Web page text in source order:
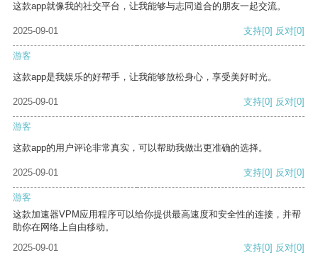
这款app就像我的社交平台，让我能够与志同道合的朋友一起交流。
2025-09-01 支持[0] 反对[0]
游客
这款app是我娱乐的好帮手，让我能够放松身心，享受美好时光。
2025-09-01 支持[0] 反对[0]
游客
这款app的用户评论非常真实，可以帮助我做出更准确的选择。
2025-09-01 支持[0] 反对[0]
游客
这款加速器VPM应用程序可以给你提供最高速度和安全性的连接，并帮
助你在网络上自由移动。
2025-09-01
支持[0] 反对[0]